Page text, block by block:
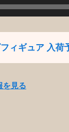
ィギュア 入荷
を見る